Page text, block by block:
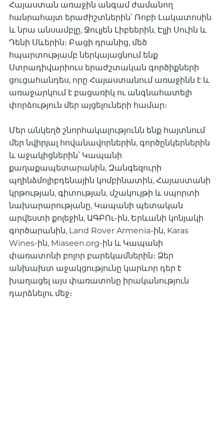
Հայաստան առաջին անգամ ժամանող
հանրահայտ երաժիշտներին՝ Ռոբի Լակատոսին
և նրա անսամբլը, Ջուլյեն Լիբեերին, Էլլի Սուին և
Դենի Սևերին։ Բացի դրանից, մեծ
հպարտությամբ ներկայացնում ենք
Ստրադիվարիուս երաժշտական գործիքների
ցուցահանդես, որը Հայաստանում առաջինն է և
առաջարկում է բացառիկ ու անգնահատելի
փորձություն մեր այցելուների համար։
Մեր անկեղծ շնորհակալությունն ենք հայտնում
մեր նվիրյալ հովանավորներին, գործընկերներին
և աջակիցներին՝ Կապանի
քաղաքապետարանին, Զանգեզուրի
պղինձմոլիբդենային կոմբինատին, Հայաստանի
կրթության, գիտության, մշակույթի և սպորտի
նախարարությանը, Կապանի պետական
արվեստի քոլեջին, ԱԳԲՈւ-ին, Երևանի կոնյակի
գործարանին, Land Rover Armenia-ին, Karas
Wines-ին, Miaseen.org-ին և Կապանի
փառատոնի բոլոր բարեկամներին։ Ձեր
անխախտ աջակցությունը կարևոր դեր է
խաղացել այս փառատոնը իրականություն
դարձնելու մեջ։